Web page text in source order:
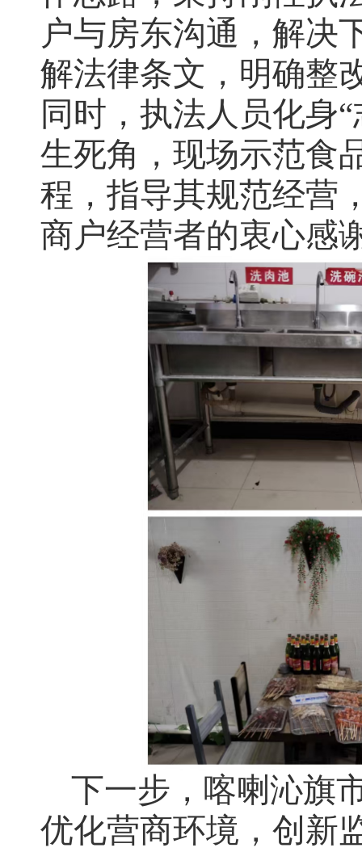
户与房东沟通，解决
解法律条文，明确整
同时，执法人员化身
生死角，现场示范食
程，指导其规范经营
商户经营者的衷心感
下一步，喀喇沁旗
优化营商环境，创新